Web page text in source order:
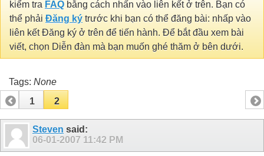
kiểm tra FAQ bằng cách nhấn vào liên kết ở trên. Bạn có
thể phải Đăng ký trước khi bạn có thể đăng bài: nhấp vào
liên kết Đăng ký ở trên để tiến hành. Để bắt đầu xem bài
viết, chọn Diễn đàn mà bạn muốn ghé thăm ở bên dưới.
Tags: None
1
2
Steven said:
06-01-2007 11:42 PM